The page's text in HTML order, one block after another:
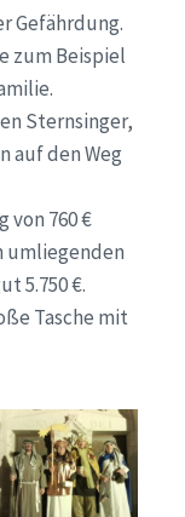
Gefährdung.
zum Beispiel
Sternsinger,
auf den Weg
von 760 €
umliegenden
5.750 €.
Tasche mit